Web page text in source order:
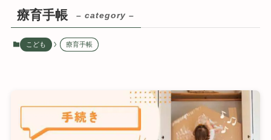
療育手帳 – category –
こども 療育手帳